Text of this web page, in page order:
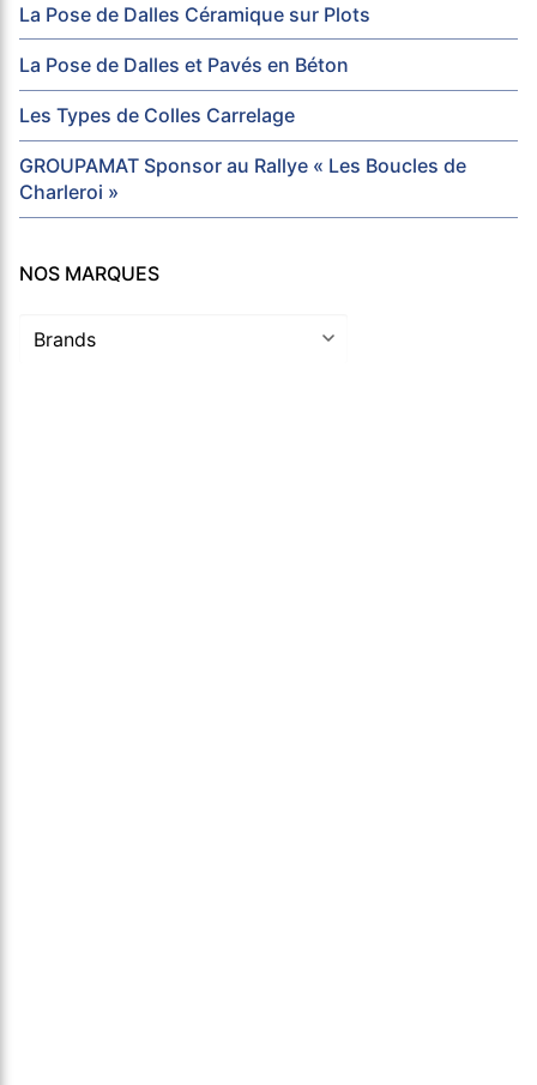
La Pose de Dalles Céramique sur Plots
La Pose de Dalles et Pavés en Béton
Les Types de Colles Carrelage
GROUPAMAT Sponsor au Rallye « Les Boucles de
Charleroi »
NOS MARQUES